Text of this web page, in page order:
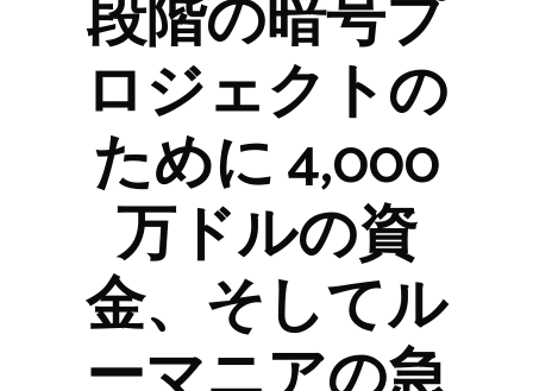
段階の暗号プ
ロジェクトの
ために 4,000
万ドルの資
金、そしてル